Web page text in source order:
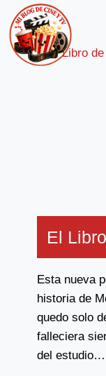
Skip
content
El
Esta nueva
historia de
quedo solo
falleciera
del estudio…